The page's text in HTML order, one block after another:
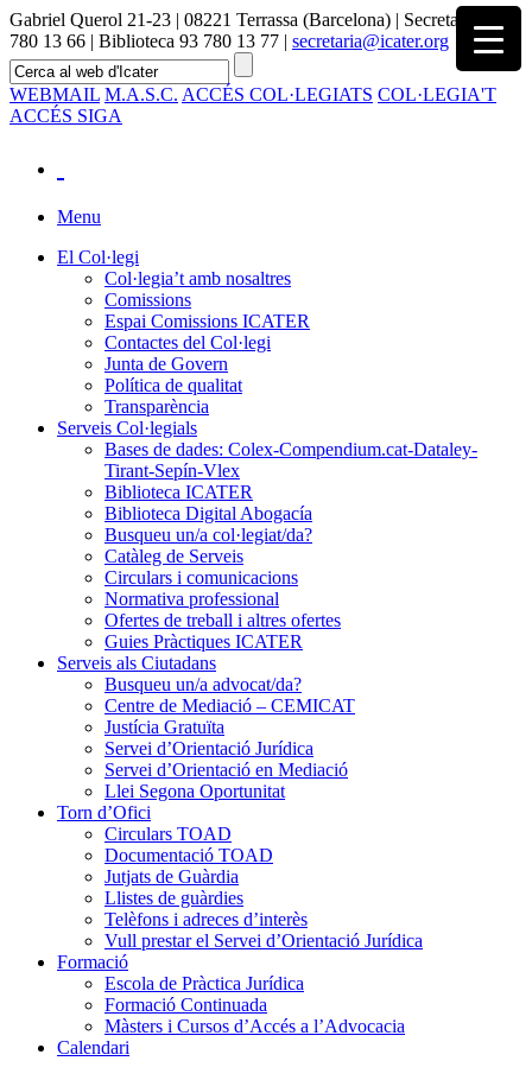
Gabriel Querol 21-23 | 08221 Terrassa (Barcelona) | Secretaria 93
780 13 66 | Biblioteca 93 780 13 77 | secretaria@icater.org
WEBMAIL M.A.S.C. ACCÉS COL·LEGIATS COL·LEGIA'T
ACCÉS SIGA
Menu
El Col·legi
Col·legia’t amb nosaltres
Comissions
Espai Comissions ICATER
Contactes del Col·legi
Junta de Govern
Política de qualitat
Transparència
Serveis Col·legials
Bases de dades: Colex-Compendium.cat-Dataley-
Tirant-Sepín-Vlex
Biblioteca ICATER
Biblioteca Digital Abogacía
Busqueu un/a col·legiat/da?
Catàleg de Serveis
Circulars i comunicacions
Normativa professional
Ofertes de treball i altres ofertes
Guies Pràctiques ICATER
Serveis als Ciutadans
Busqueu un/a advocat/da?
Centre de Mediació – CEMICAT
Justícia Gratuïta
Servei d’Orientació Jurídica
Servei d’Orientació en Mediació
Llei Segona Oportunitat
Torn d’Ofici
Circulars TOAD
Documentació TOAD
Jutjats de Guàrdia
Llistes de guàrdies
Telèfons i adreces d’interès
Vull prestar el Servei d’Orientació Jurídica
Formació
Escola de Pràctica Jurídica
Formació Continuada
Màsters i Cursos d’Accés a l’Advocacia
Calendari